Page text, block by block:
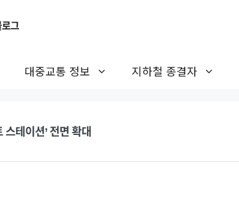
로그
대중교통 정보 지하철 종결자
스테이션’ 전면 확대